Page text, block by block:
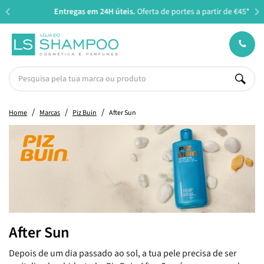
Entregas em 24H úteis. Oferta de portes a partir de €45*
Home Marcas Piz Buin After Sun
After Sun
Depois de um dia passado ao sol, a tua pele precisa de ser